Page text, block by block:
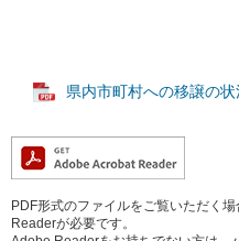
県内市町村への移譲の
PDF形式のファイルをご覧いただく
Readerが必要です。